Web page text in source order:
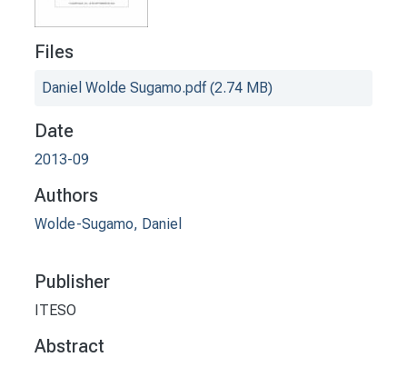
Files
Daniel Wolde Sugamo.pdf(2.74 MB)
Date
2013-09
Authors
Wolde-Sugamo, Daniel
Publisher
ITESO
Abstract